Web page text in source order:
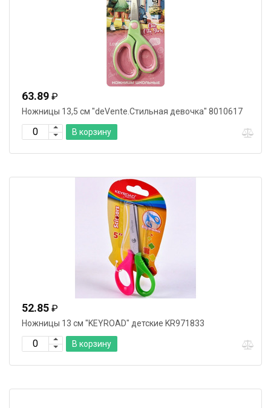
63.89 ₽
Ножницы 13,5 см "deVente.Стильная девочка" 8010617
В корзину
52.85 ₽
Ножницы 13 cм "KEYROAD" детские KR971833
В корзину